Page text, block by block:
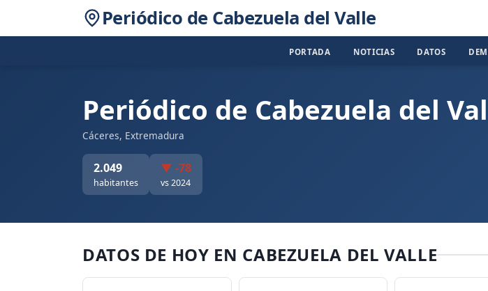
Periódico de Cabezuela del Valle
PORTADA NOTICIAS DATOS
Periódico de Cabezuela del
Cáceres, Extremadura
2.049
habitantes
▼ -78
vs 2024
DATOS DE HOY EN CABEZUELA DEL VALLE